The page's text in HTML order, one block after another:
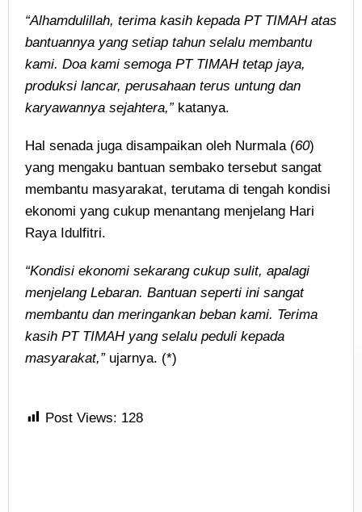
“Alhamdulillah, terima kasih kepada PT TIMAH atas
bantuannya yang setiap tahun selalu membantu
kami. Doa kami semoga PT TIMAH tetap jaya,
produksi lancar, perusahaan terus untung dan
karyawannya sejahtera,”katanya.
Hal senada juga disampaikan oleh Nurmala (60)
yang mengaku bantuan sembako tersebut sangat
membantu masyarakat, terutama di tengah kondisi
ekonomi yang cukup menantang menjelang Hari
Raya Idulfitri.
“Kondisi ekonomi sekarang cukup sulit, apalagi
menjelang Lebaran. Bantuan seperti ini sangat
membantu dan meringankan beban kami. Terima
kasih PT TIMAH yang selalu peduli kepada
masyarakat,”ujarnya. (*)
Post Views: 128